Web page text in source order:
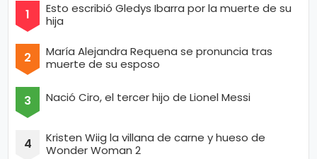
Esto escribió Gledys Ibarra por la muerte de su
hija
María Alejandra Requena se pronuncia tras
muerte de su esposo
Nació Ciro, el tercer hijo de Lionel Messi
Kristen Wiig la villana de carne y hueso de
Wonder Woman 2